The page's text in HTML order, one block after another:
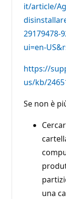
it/article/
29179478-
ui=en-
https://
us/kb/
Se non è
una